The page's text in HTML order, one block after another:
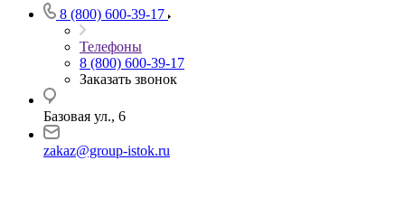
8 (800) 600-39-17
Телефоны
8 (800) 600-39-17
Заказать звонок
Базовая ул., 6
zakaz@group-istok.ru